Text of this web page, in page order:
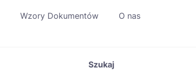
Wzory Dokumentów
O nas
Szukaj